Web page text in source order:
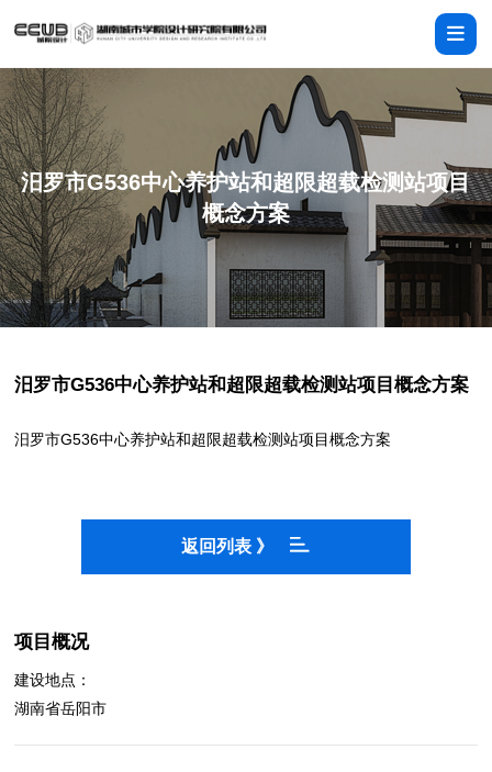
汨罗市G536中心养护站和超限超载检测站项目
概念方案
汨罗市G536中心养护站和超限超载检测站项目概念方案
汨罗市G536中心养护站和超限超载检测站项目概念方案
返回列表 》
项目概况
建设地点：
湖南省岳阳市